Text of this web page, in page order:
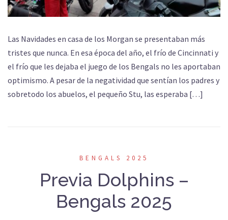
Las Navidades en casa de los Morgan se presentaban más
tristes que nunca. En esa época del año, el frío de Cincinnati y
el frío que les dejaba el juego de los Bengals no les aportaban
optimismo. A pesar de la negatividad que sentían los padres y
sobretodo los abuelos, el pequeño Stu, las esperaba […]
BENGALS 2025
Previa Dolphins –
Bengals 2025